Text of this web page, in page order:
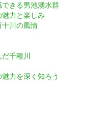
きる男池湧水群
力と楽しみ
川の風情
千種川
力を深く知ろう